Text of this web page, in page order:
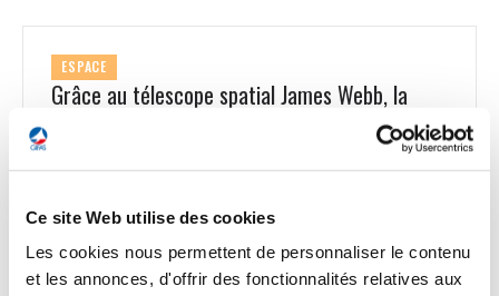
Ce site Web utilise des cookies
Les cookies nous permettent de personnaliser le contenu
et les annonces, d'offrir des fonctionnalités relatives aux
ESPACE
Grâce au télescope spatial James Webb, la
chaleur émise par une exoplanète a pu être
sensibilité exceptionnelle du télescope spatial James Webb
exoplanète, baptisée Trappist-1b. « C’est pour produire ce
type de résultats que nous travaillons depuis bientôt trente